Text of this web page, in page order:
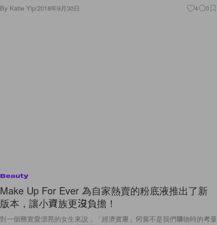
By Katie Yip/2018年9月30日 4 0
Beauty
Make Up For Ever 為自家熱賣的粉底液推出了新
版本，讓小資族更沒負擔！
對一個務實愛漂亮的女生來說，「經濟實惠」何嘗不是我們購物時的考量